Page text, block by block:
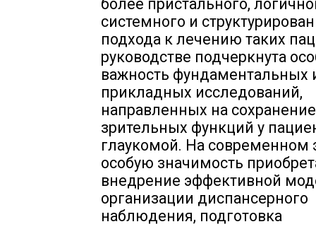
более пристального,
системного и
подхода к лечению таких
руководстве подчеркнута
важность фундаментальных
прикладных исследований,
направленных на сохранение
зрительных функций у
глаукомой. На современном
особую значимость
внедрение эффективной
организации диспансерного
наблюдения, подготовка